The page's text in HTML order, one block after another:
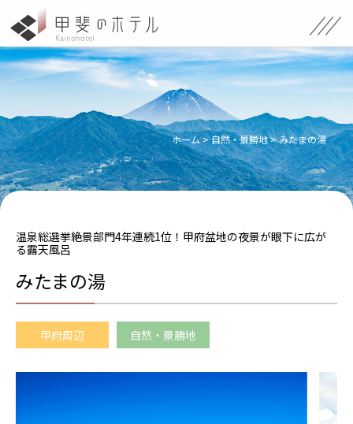
ホーム>自然・景勝地>みたまの湯
温泉総選挙絶景部門4年連続1位！甲府盆地の夜景が眼下に広が
る露天風呂
みたまの湯
甲府周辺 自然・景勝地